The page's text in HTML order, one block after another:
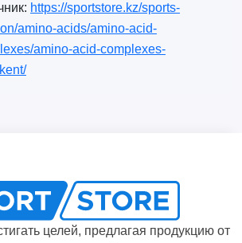
https://sportstore.kz/sports-
amino-acids/amino-acid-
amino-acid-complexes-
целей, предлагая продукцию от